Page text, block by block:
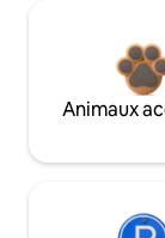
Animaux